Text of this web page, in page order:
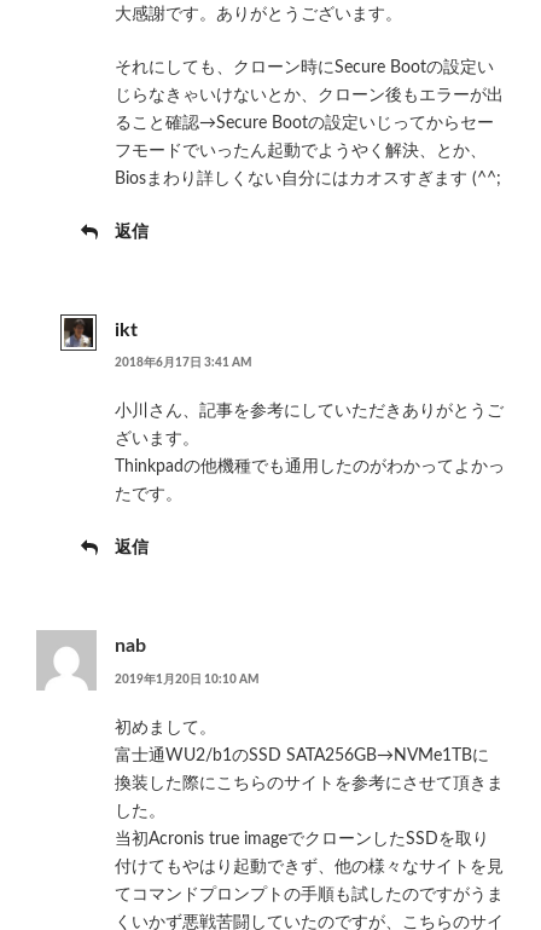
大感謝です。ありがとうございます。
それにしても、クローン時にSecure Bootの設定い
じらなきゃいけないとか、クローン後もエラーが出
ること確認→Secure Bootの設定いじってからセー
フモードでいったん起動でようやく解決、とか、
Biosまわり詳しくない自分にはカオスすぎます (^^;
返信
ikt
2018年6月17日 3:41 AM
小川さん、記事を参考にしていただきありがとうご
ざいます。
Thinkpadの他機種でも通用したのがわかってよかっ
たです。
返信
nab
2019年1月20日 10:10 AM
初めまして。
富士通WU2/b1のSSD SATA256GB→NVMe1TBに
換装した際にこちらのサイトを参考にさせて頂きま
した。
当初Acronis true imageでクローンしたSSDを取り
付けてもやはり起動できず、他の様々なサイトを見
てコマンドプロンプトの手順も試したのですがうま
くいかず悪戦苦闘していたのですが、こちらのサイ